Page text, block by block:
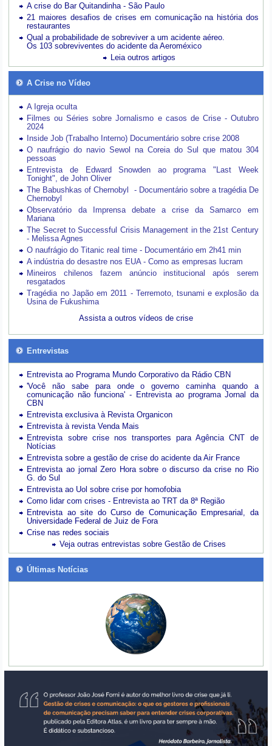
A crise do Bar Quitandinha - São Paulo
21 maiores desafios de crises em comunicação na história dos
restaurantes
Qual a probabilidade de sobreviver a um acidente aéreo.
Os 103 sobreviventes do acidente da Aeroméxico
Leia outros artigos
A Crise no Vídeo
A Igreja oculta
Filmes ou Séries sobre Jornalismo e casos de Crise - Outubro
2024
Inside Job (Trabalho Interno) Documentário sobre crise 2008
O naufrágio do navio Sewol na Coreia do Sul que matou 304
pessoas
Entrevista de Edward Snowden ao programa "Last Week
Tonight", de John Oliver
The Babushkas of Chernobyl - Documentário sobre a tragédia De
Chernobyl
Observatório da Imprensa debate a crise da Samarco em
Mariana
The Secret to Successful Crisis Management in the 21st Century
- Melissa Agnes
O naufrágio do Titanic real time - Documentário em 2h41 min
A indústria do desastre nos EUA - Como as empresas lucram
Mineiros chilenos fazem anúncio institucional após serem
resgatados
Tragédia no Japão em 2011 - Terremoto, tsunami e explosão da
Usina de Fukushima
Assista a outros vídeos de crise
Entrevistas
Entrevista ao Programa Mundo Corporativo da Rádio CBN
'Você não sabe para onde o governo caminha quando a
comunicação não funciona' - Entrevista ao programa Jornal da
CBN
Entrevista exclusiva à Revista Organicon
Entrevista à revista Venda Mais
Entrevista sobre crise nos transportes para Agência CNT de
Notícias
Entrevista sobre a gestão de crise do acidente da Air France
Entrevista ao jornal Zero Hora sobre o discurso da crise no Rio
G. do Sul
Entrevista ao Uol sobre crise por homofobia
Como lidar com crises - Entrevista ao TRT da 8ª Região
Entrevista ao site do Curso de Comunicação Empresarial, da
Universidade Federal de Juiz de Fora
Crise nas redes sociais
Veja outras entrevistas sobre Gestão de Crises
Últimas Notícias